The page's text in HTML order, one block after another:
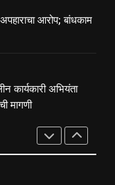
कोटींच्या
व्यावसायिक
! तत्कालीन
आरोप; बांधकाम
कार्यकारी अभियंता
मागणी
चोरी; चोरट्यांचा
कोटींच्या
व्यावसायिक